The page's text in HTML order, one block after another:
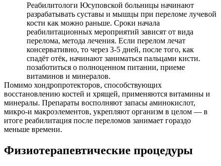
Реабилитологи Юсуповской больницы начинают
разрабатывать суставы и мышцы при переломе лучевой
кости как можно раньше. Сроки начала
реабилитационных мероприятий зависят от вида
перелома, метода лечения. Если перелом лечат
консервативно, то через 3-5 дней, после того, как
спадёт отёк, начинают заниматься пальцами кисти.
позаботиться о полноценном питании, приеме
витаминов и минералов.
Помимо хондропротекторов, способствующих
восстановлению костей и хрящей, применяются витамины и
минералы. Препараты восполняют запасы аминокислот,
микро-и макроэлементов, укрепляют организм в целом — в
итоге реабилитация после переломов занимает гораздо
меньше времени.
Физиотерапевтические процедуры